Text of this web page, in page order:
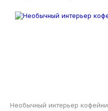
Необычный интерьер кофейни